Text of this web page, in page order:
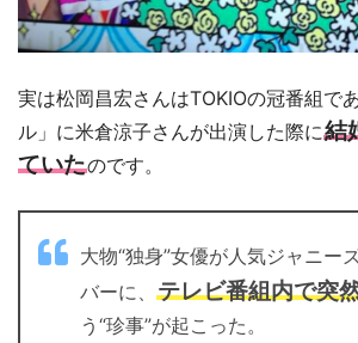
実は松岡昌宏さんはTOKIOの冠番組で
ル」に米倉涼子さんが出演した際に結
ていたのです。
大物“独身”女優が人気ジャニー
バーに、 テレビ番組内で突
う“珍事”が起こった。